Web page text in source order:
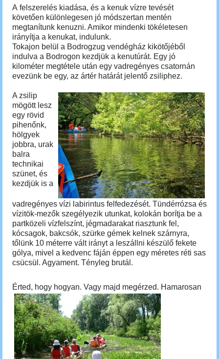
A felszerelés kiadása, és a kenuk vízre tevését
követően különlegesen jó módszertan mentén
megtanítunk kenuzni. Amikor mindenki tökéletesen
irányítja a kenukat, indulunk.
Tokajon belül a Bodrogzug vendégház kikötőjéből
indulva a Bodrogon kezdjük a kenutúrát. Egy jó
kilométer megtétele után egy vadregényes csatornán
evezünk be egy, az ártér határát jelentő zsiliphez.
A zsilip
mögött lesz
egy rövid
pihenőnk,
hölgyek
jobbra, urak
balra
technikai
szünet, és
kezdjük is a
vadregényes vízi labirintus felfedezését. Tündérrózsa és
vízitök-mezők szegélyezik utunkat, kolokán borítja be a
partközeli vízfelszínt, jégmadarakat riasztunk fel,
kócsagok, bakcsók, szürke gémek kelnek szárnyra,
tőlünk 10 méterre vált irányt a leszállni készülő fekete
gólya, mivel a kedvenc fáján éppen egy méretes réti sas
csücsül. Agyament. Tényleg brutál.
Érted, hogy hogyan. Vagy majd megérzed. Hamarosan